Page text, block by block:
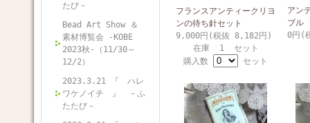
たび－
Bead Art Show ＆
素材博覧会 -KOBE
2023秋-（11/30～
12/2）
2023.3.21 『 ハレ
ワケノイチ 』 －ふ
たたび－
フランスアンティークリヨ
ンの待ち針セット
9,000円(税抜 8,182円)
在庫 1 セット
購入数
セット
アン
ブル
0円(